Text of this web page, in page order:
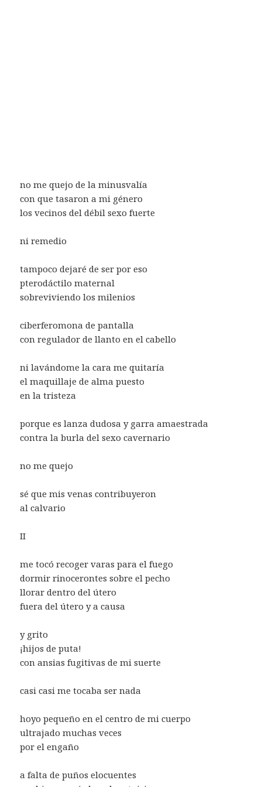
no me quejo de la minusvalía
con que tasaron a mi género
los vecinos del débil sexo fuerte
ni remedio
tampoco dejaré de ser por eso
pterodáctilo maternal
sobreviviendo los milenios
ciberferomona de pantalla
con regulador de llanto en el cabello
ni lavándome la cara me quitaría
el maquillaje de alma puesto
en la tristeza
porque es lanza dudosa y garra amaestrada
contra la burla del sexo cavernario
no me quejo
sé que mis venas contribuyeron
al calvario
II
me tocó recoger varas para el fuego
dormir rinocerontes sobre el pecho
llorar dentro del útero
fuera del útero y a causa
y grito
¡hijos de puta!
con ansias fugitivas de mi suerte
casi casi me tocaba ser nada
hoyo pequeño en el centro de mi cuerpo
ultrajado muchas veces
por el engaño
a falta de puños elocuentes